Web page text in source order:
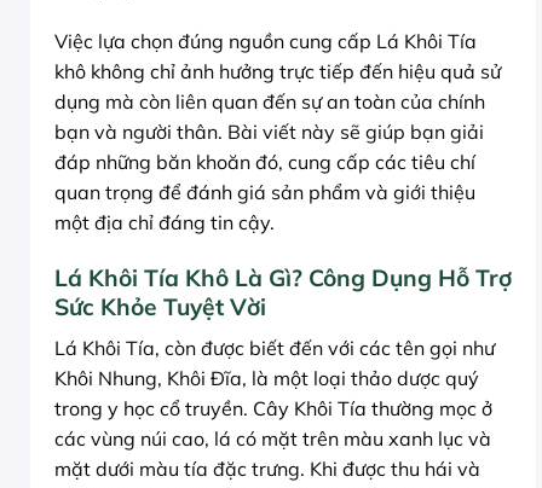
Việc lựa chọn đúng nguồn cung cấp Lá Khôi Tía
khô không chỉ ảnh hưởng trực tiếp đến hiệu quả sử
dụng mà còn liên quan đến sự an toàn của chính
bạn và người thân. Bài viết này sẽ giúp bạn giải
đáp những băn khoăn đó, cung cấp các tiêu chí
quan trọng để đánh giá sản phẩm và giới thiệu
một địa chỉ đáng tin cậy.
Lá Khôi Tía Khô Là Gì? Công Dụng Hỗ Trợ
Sức Khỏe Tuyệt Vời
Lá Khôi Tía, còn được biết đến với các tên gọi như
Khôi Nhung, Khôi Đĩa, là một loại thảo dược quý
trong y học cổ truyền. Cây Khôi Tía thường mọc ở
các vùng núi cao, lá có mặt trên màu xanh lục và
mặt dưới màu tía đặc trưng. Khi được thu hái và